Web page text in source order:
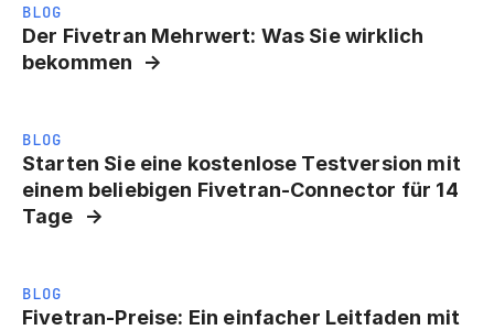
BLOG
Der Fivetran Mehrwert: Was Sie wirklich
bekommen
BLOG
Starten Sie eine kostenlose Testversion mit
einem beliebigen Fivetran-Connector für 14
Tage
BLOG
Fivetran-Preise: Ein einfacher Leitfaden mit